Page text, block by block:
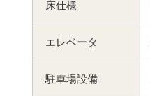
床仕様
エレベータ
駐車場設備